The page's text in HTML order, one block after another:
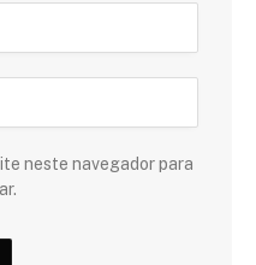
neste navegador para